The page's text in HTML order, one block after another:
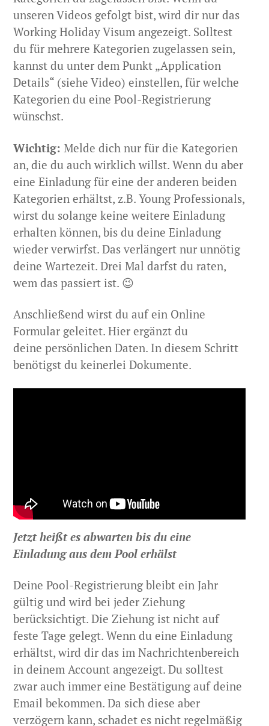
unseren Videos gefolgt bist, wird dir nur das
Working Holiday Visum angezeigt. Solltest
du für mehrere Kategorien zugelassen sein,
kannst du unter dem Punkt „Application
Details“ (siehe Video) einstellen, für welche
Kategorien du eine Pool-Registrierung
wünschst.
Wichtig: Melde dich nur für die Kategorien
an, die du auch wirklich willst. Wenn du aber
eine Einladung für eine der anderen beiden
Kategorien erhältst, z.B. Young Professionals,
wirst du solange keine weitere Einladung
erhalten können, bis du deine Einladung
wieder verwirfst. Das verlängert nur unnötig
deine Wartezeit. Drei Mal darfst du raten,
wem das passiert ist. 😉
Anschließend wirst du auf ein Online
Formular geleitet. Hier ergänzt du
deine persönlichen Daten. In diesem Schritt
benötigst du keinerlei Dokumente.
Jetzt heißt es abwarten bis du eine
Einladung aus dem Pool erhälst
Deine Pool-Registrierung bleibt ein Jahr
gültig und wird bei jeder Ziehung
berücksichtigt. Die Ziehung ist nicht auf
feste Tage gelegt. Wenn du eine Einladung
erhältst, wird dir das im Nachrichtenbereich
in deinem Account angezeigt. Du solltest
zwar auch immer eine Bestätigung auf deine
Email bekommen. Da sich diese aber
verzögern kann, schadet es nicht regelmäßig